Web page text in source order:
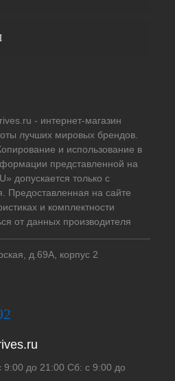
- интернет-магазин
лучших мировых брендов.
и использование в
представленной на
допускается только с
Предоставленная на сайте
и комплектности
от данных производителя
д.69А, корпус 2
до 21:00 Сб: с 9:00 до